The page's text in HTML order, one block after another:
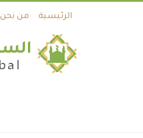
الرئيسية من نحن